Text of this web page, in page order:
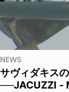
NEWS
サヴィダキス
──JACUZZI -